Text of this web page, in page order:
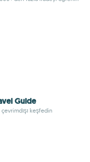
Guide
çevrimdışı keşfedin